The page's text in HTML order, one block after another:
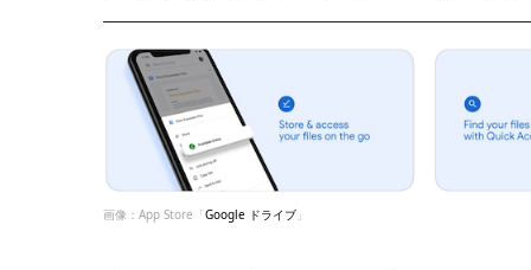
画像：App Store「 Google ドライブ 」